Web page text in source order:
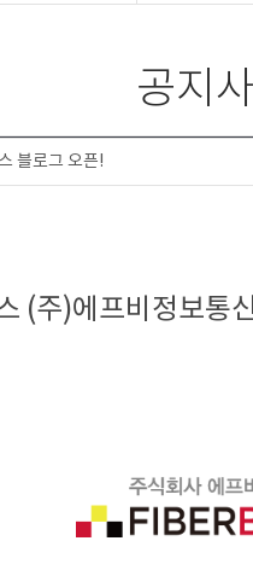
공지
블로그 오픈!
(주)에프비 정보통